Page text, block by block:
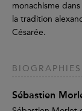
monachisme
la tradition
Césarée.
Sébastien